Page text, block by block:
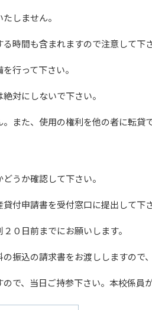
しません。
時間も含まれますので注意して下さ
行って下さい。
対にしないで下さい。
また、使用の権利を他の者に転貸
うか確認して下さい。
付申請書を受付窓口に提出して下さ
０日前までにお願いします。
振込の請求書をお渡ししますので
で、当日ご持参下さい。本校係員